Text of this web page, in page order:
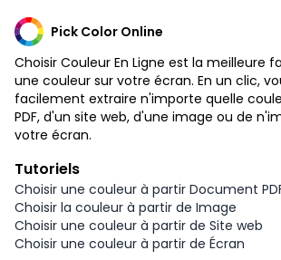
Pick Color Online
Choisir Couleur En Ligne est la meilleure
une couleur sur votre écran. En un clic,
facilement extraire n'importe quelle
PDF, d'un site web, d'une image ou de
votre écran.
Tutoriels
Choisir une couleur à partir Document
Choisir la couleur à partir de Image
Choisir une couleur à partir de Site web
Choisir une couleur à partir de Écran